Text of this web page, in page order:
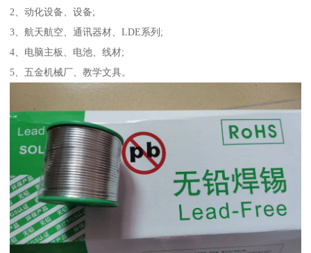
2、动化设备、设备;
3、航天航空、通讯器材、LDE系列;
4、电脑主板、电池、线材;
5、五金机械厂、教学文具。